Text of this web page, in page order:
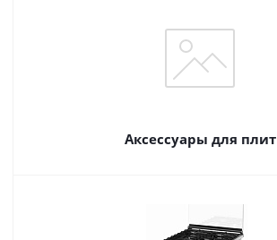
Аксессуары для плит